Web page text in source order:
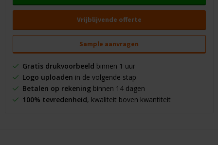
Vrijblijvende offerte
Sample aanvragen
Gratis drukvoorbeeld binnen 1 uur
Logo uploaden in de volgende stap
Betalen op rekeningbinnen 14 dagen
100% tevredenheid, kwaliteit boven kwantiteit